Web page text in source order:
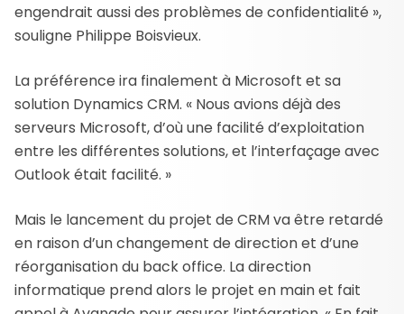
engendrait aussi des problèmes de confidentialité »,
souligne Philippe Boisvieux.
La préférence ira finalement à Microsoft et sa
solution Dynamics CRM. « Nous avions déjà des
serveurs Microsoft, d’où une facilité d’exploitation
entre les différentes solutions, et l’interfaçage avec
Outlook était facilité. »
Mais le lancement du projet de CRM va être retardé
en raison d’un changement de direction et d’une
réorganisation du back office. La direction
informatique prend alors le projet en main et fait